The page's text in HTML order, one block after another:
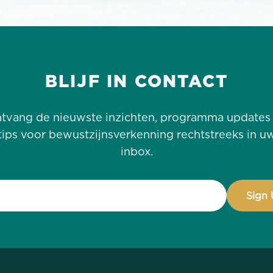
BLIJF IN CONTACT
de nieuwste inzichten, programma updates
voor bewustzijnsverkenning rechtstreeks in
inbox.